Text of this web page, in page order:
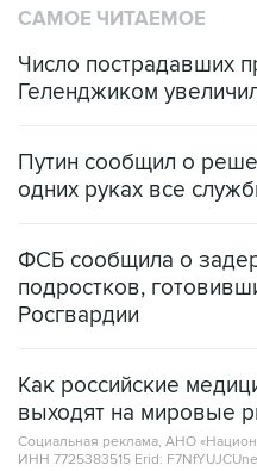
Число пострадавших
Путин сообщил о
ФСБ сообщила о
Росгвардии
Как российские
Социальная реклама, АНО
ИНН 7725383515 Erid: